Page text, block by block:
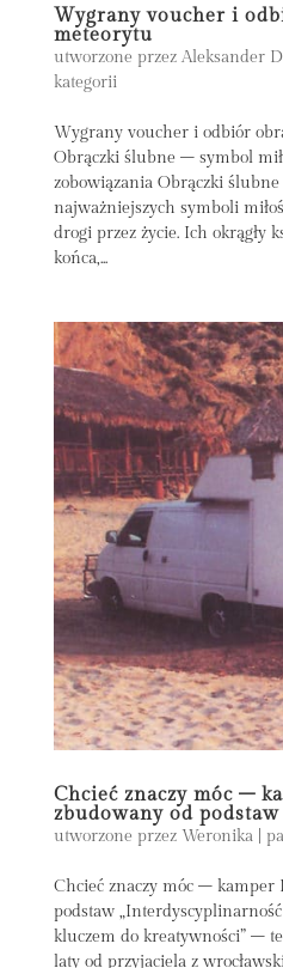
Wygrany voucher i
meteorytu
utworzone przez Aleksander
kategorii
Wygrany voucher i odbiór
Obrączki ślubne – symbol
zobowiązania Obrączki
najważniejszych symboli
drogi przez życie. Ich okrągły
końca,...
Chcieć znaczy móc –
zbudowany od podstaw
utworzone przez Weronika|
Chcieć znaczy móc – kamper
podstaw
kluczem do kreatywności” – te
laty od przyjaciela z